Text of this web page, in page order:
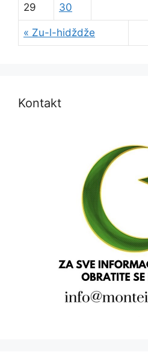
« Zu-l-hidždže
29 30
Kontakt